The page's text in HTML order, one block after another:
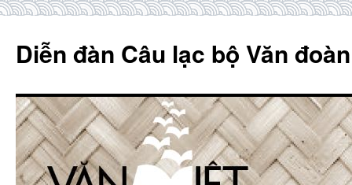
content
Diễn đàn Câu lạc bộ Văn